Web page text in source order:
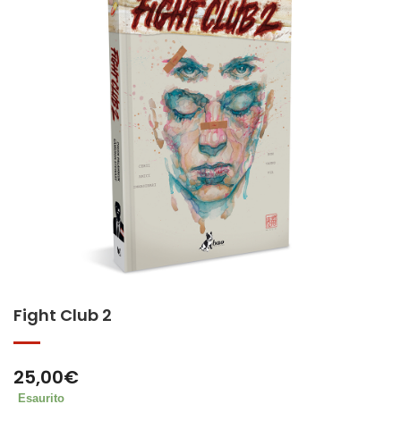
Fight Club 2
25,00€
Esaurito